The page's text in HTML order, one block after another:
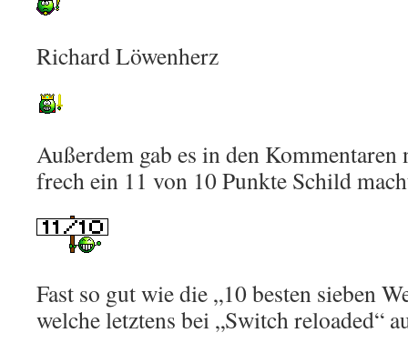
Richard Löwenherz
Außerdem gab es in den
frech ein 11 von 10 Punkte Schild
Fast so gut wie die „10 besten sieben
welche letztens bei „Switch reloaded“